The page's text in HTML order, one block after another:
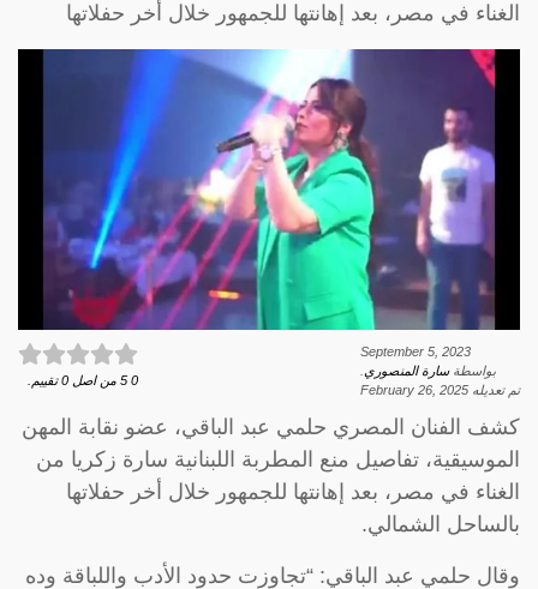
الغناء في مصر، بعد إهانتها للجمهور خلال أخر حفلاتها
September 5, 2023
بواسطةسارة المنصوري
تم تعديله February 26, 2025
0
5 من اصل 0 تقييم.
كشف الفنان المصري حلمي عبد الباقي، عضو نقابة المهن
الموسيقية، تفاصيل منع المطربة اللبنانية سارة زكريا من
الغناء في مصر، بعد إهانتها للجمهور خلال أخر حفلاتها
بالساحل الشمالي.
وقال حلمي عبد الباقي: “تجاوزت حدود الأدب واللباقة وده